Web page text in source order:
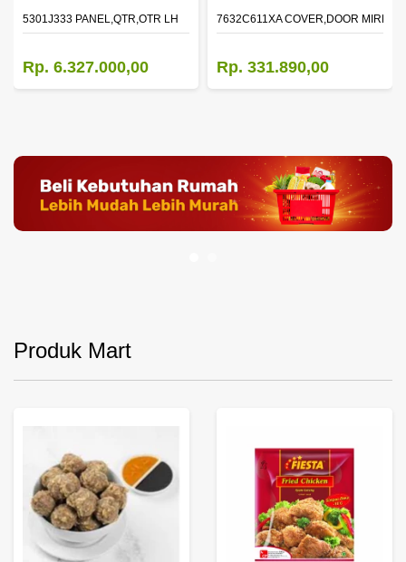
5301J333 PANEL,QTR,OTR LH
Rp. 6.327.000,00
7632C611XA COVER,DOOR
Rp. 331.890,00
Produk Mart